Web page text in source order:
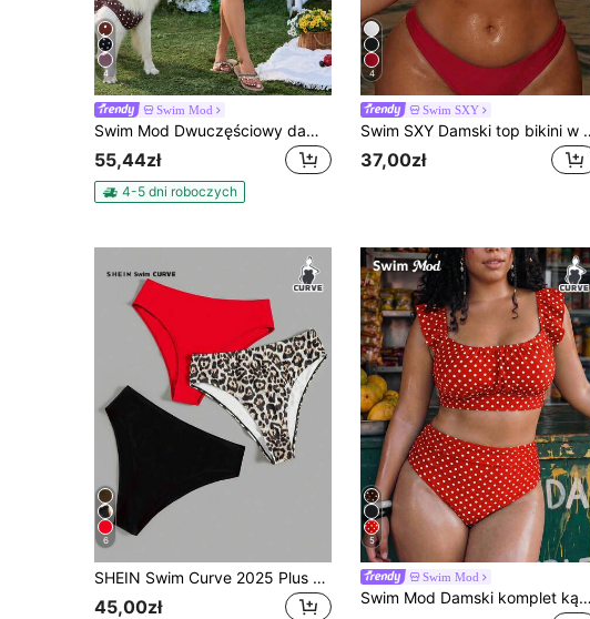
4
Swim Mod
Swim Mod Dwuczęściowy damski komplet bikini w kropki w kolorze kawy, duży rozmiar, dwuczęściowy strój kąpielowy, swobodny styl wakacyjny
55,44zł
4-5 dni roboczych
4
Swim SXY
Swim SXY Damski top bikini w
37,00zł
6
SHEIN Swim Curve 2025 Plus Size Women 3 szt./zestaw do stroju kąpielowego z nadrukiem kwiatowym w różnych kolorach
45,00zł
5
Swim Mod
Swim Mod Damski komplet kąpielowy plus size w kropki, krótki top na ramiączkach i bikini, na plażowe wakacje